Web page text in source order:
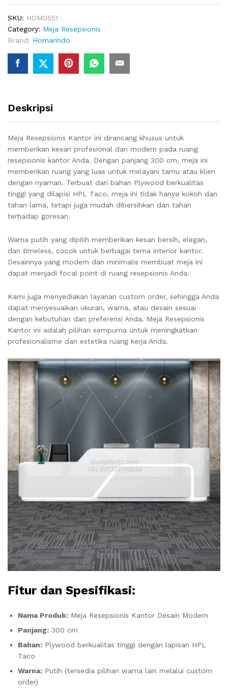
SKU: HOM0551
Category: Meja Resepsionis
Brand: Homarindo
Deskripsi
Meja Resepsionis Kantor ini dirancang khusus untuk
memberikan kesan profesional dan modern pada ruang
resepsionis kantor Anda. Dengan panjang 300 cm, meja ini
memberikan ruang yang luas untuk melayani tamu atau klien
dengan nyaman. Terbuat dari bahan Plywood berkualitas
tinggi yang dilapisi HPL Taco, meja ini tidak hanya kokoh dan
tahan lama, tetapi juga mudah dibersihkan dan tahan
terhadap goresan.
Warna putih yang dipilih memberikan kesan bersih, elegan,
dan timeless, cocok untuk berbagai tema interior kantor.
Desainnya yang modern dan minimalis membuat meja ini
dapat menjadi focal point di ruang resepsionis Anda.
Kami juga menyediakan layanan custom order, sehingga Anda
dapat menyesuaikan ukuran, warna, atau desain sesuai
dengan kebutuhan dan preferensi Anda. Meja Resepsionis
Kantor ini adalah pilihan sempurna untuk meningkatkan
profesionalisme dan estetika ruang kerja Anda.
Fitur dan Spesifikasi:
Nama Produk: Meja Resepsionis Kantor Desain Modern
Panjang: 300 cm
Bahan: Plywood berkualitas tinggi dengan lapisan HPL
Taco
Warna: Putih (tersedia pilihan warna lain melalui custom
order)